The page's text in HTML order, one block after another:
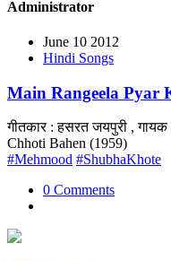
Administrator
June 10 2012
Hindi Songs
Main Rangeela Pyar
गीतकार : हसरत जयपुरी ,
Chhoti Bahen (1959)
#Mehmood #ShubhaKhote
0 Comments